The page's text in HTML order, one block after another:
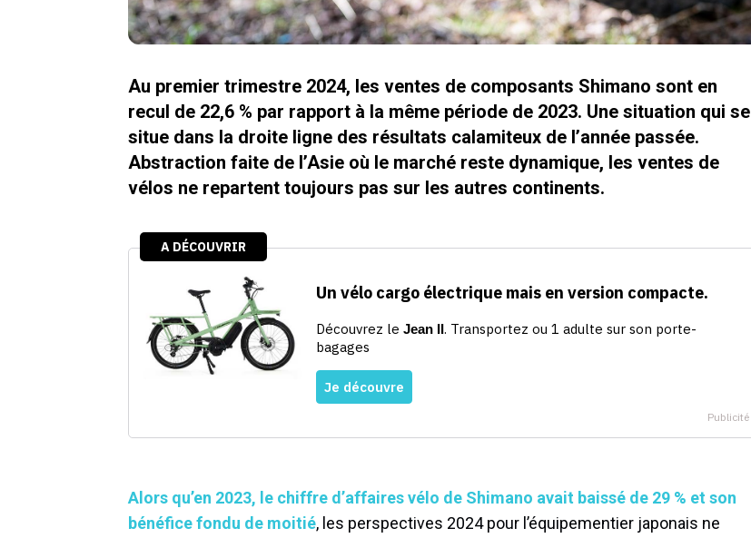
Au premier trimestre 2024, les ventes de composants Shimano sont en
recul de 22,6 % par rapport à la même période de 2023. Une situation qui se
situe dans la droite ligne des résultats calamiteux de l’année passée.
Abstraction faite de l’Asie où le marché reste dynamique, les ventes de
vélos ne repartent toujours pas sur les autres continents.
Alors qu’en 2023, le chiffre d’affaires vélo de Shimano avait baissé de 29 % et son
bénéfice fondu de moitié, les perspectives 2024 pour l’équipementier japonais ne